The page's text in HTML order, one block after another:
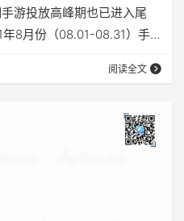
游投放高峰期也已进入尾
8月份（08.01-08.31）手游
游买量趋势！ 01 1分钟看清
款手游高峰期有所下
手…
阅读全文